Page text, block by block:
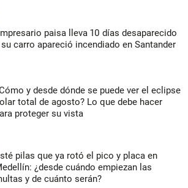
paisa lleva 10 días desaparecido
su carro apareció incendiado en Santander
y desde dónde se puede ver el eclipse
total de agosto? Lo que debe hacer
proteger su vista
pilas que ya rotó el pico y placa en
¿desde cuándo empiezan las
y de cuánto serán?